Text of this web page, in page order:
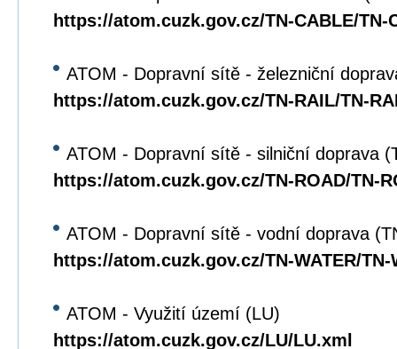
https://atom.cuzk.gov.cz/TN-CABLE/TN-
ATOM - Dopravní sítě - železniční
https://atom.cuzk.gov.cz/TN-RAIL/TN-
ATOM - Dopravní sítě - silniční doprava
https://atom.cuzk.gov.cz/TN-ROAD/TN-
ATOM - Dopravní sítě - vodní doprava
https://atom.cuzk.gov.cz/TN-WATER/TN-
ATOM - Využití území (LU)
https://atom.cuzk.gov.cz/LU/LU.xml